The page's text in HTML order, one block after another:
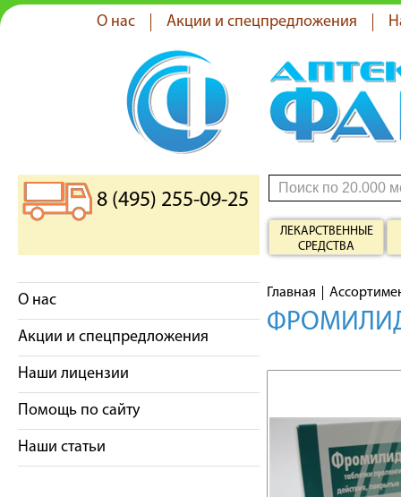
О нас Акции и спецпредложения
8 (495) 255-09-25
ЛЕКАРСТВЕННЫЕ
СРЕДСТВА
О нас
Акции и спецпредложения
Наши лицензии
Помощь по сайту
Наши статьи
Главная